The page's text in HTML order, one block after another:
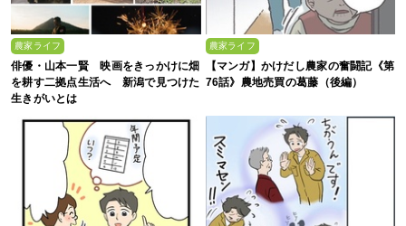
農家ライフ
俳優・山本一賢 映画をきっかけに畑
を耕す二拠点生活へ 新潟で見つけた
生きがいとは
農家ライフ
【マンガ】かけだし農家の奮闘記《第
76話》農地売買の葛藤（後編）